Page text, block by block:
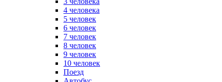
4 человека
5 человек
6 человек
7 человек
8 человек
9 человек
10 человек
Поезд